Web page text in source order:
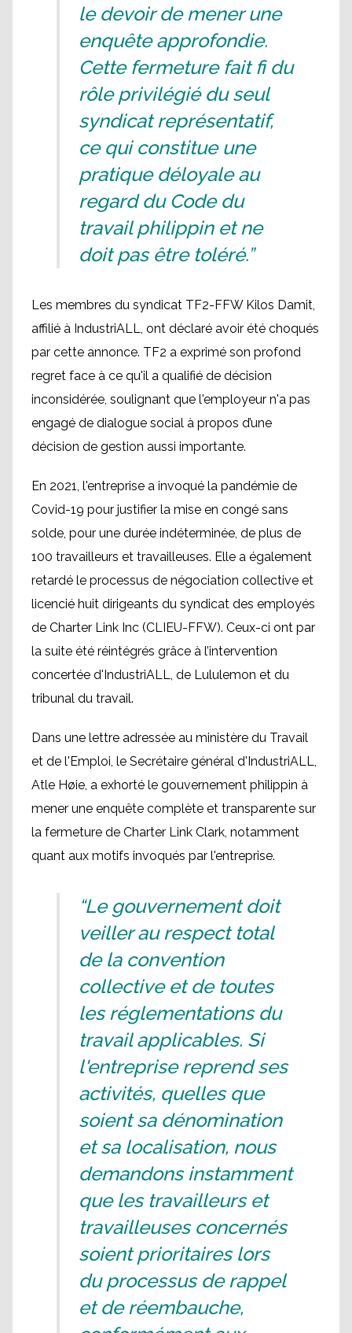
le devoir de mener une
enquête approfondie.
Cette fermeture fait fi du
rôle privilégié du seul
syndicat représentatif,
ce qui constitue une
pratique déloyale au
regard du Code du
travail philippin et ne
doit pas être toléré.”
Les membres du syndicat TF2-FFW Kilos Damit,
affilié à IndustriALL, ont déclaré avoir été choqués
par cette annonce. TF2 a exprimé son profond
regret face à ce qu'il a qualifié de décision
inconsidérée, soulignant que l'employeur n'a pas
engagé de dialogue social à propos d’une
décision de gestion aussi importante.
En 2021, l'entreprise a invoqué la pandémie de
Covid-19 pour justifier la mise en congé sans
solde, pour une durée indéterminée, de plus de
100 travailleurs et travailleuses. Elle a également
retardé le processus de négociation collective et
licencié huit dirigeants du syndicat des employés
de Charter Link Inc (CLIEU-FFW). Ceux-ci ont par
la suite été réintégrés grâce à l’intervention
concertée d'IndustriALL, de Lululemon et du
tribunal du travail.
Dans une lettre adressée au ministère du Travail
et de l'Emploi, le Secrétaire général d'IndustriALL,
Atle Høie, a exhorté le gouvernement philippin à
mener une enquête complète et transparente sur
la fermeture de Charter Link Clark, notamment
quant aux motifs invoqués par l'entreprise.
“Le gouvernement doit
veiller au respect total
de la convention
collective et de toutes
les réglementations du
travail applicables. Si
l'entreprise reprend ses
activités, quelles que
soient sa dénomination
et sa localisation, nous
demandons instamment
que les travailleurs et
travailleuses concernés
soient prioritaires lors
du processus de rappel
et de réembauche,